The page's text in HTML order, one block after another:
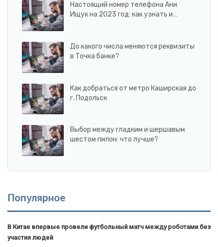
Настоящий номер телефона Ани
Ищук на 2023 год: как узнать и…
До какого числа меняются реквизиты
в Точка банке?
Как добраться от метро Каширская до
г. Подольск
Выбор между гладким и шершавым
шестом пилон: что лучше?
Популярное
В Китае впервые провели футбольный матч между роботами без
участия людей